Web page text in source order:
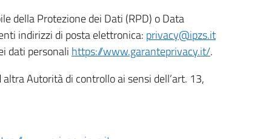
della Protezione dei Dati (RPD) o Data
indirizzi di posta elettronica: privacy@ipzs.it
dati personali https://www.garanteprivacy.it/.
Autorità di controllo ai sensi dell’art. 13,